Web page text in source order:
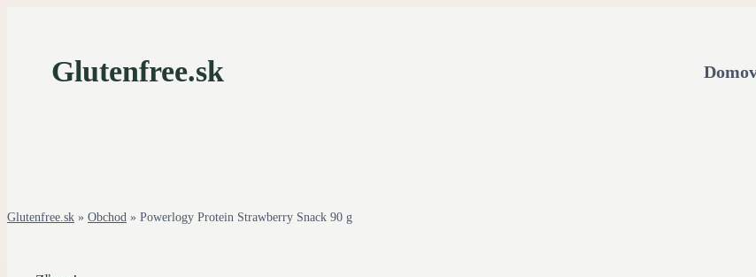
contentGlutenfree.sk
Glutenfree.sk » Obchod » Powerlogy Protein Strawberry Snack 90 g